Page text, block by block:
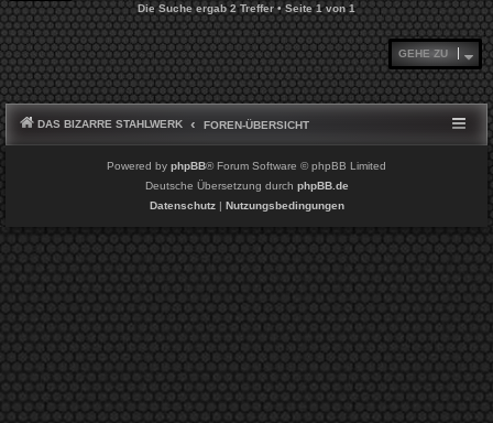
Die Suche ergab 2 Treffer • Seite1von1
GEHE ZU
DAS BIZARRE STAHLWERK FOREN-ÜBERSICHT
Powered by phpBB® Forum Software © phpBB Limited
Deutsche Übersetzung durch phpBB.de
Datenschutz| Nutzungsbedingungen